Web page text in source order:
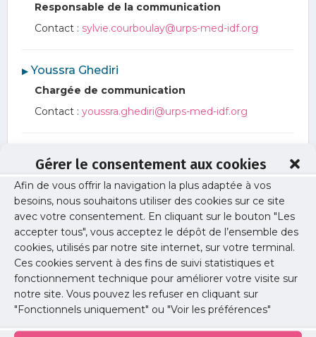
Gérer le consentement aux cookies
Afin de vous offrir la navigation la plus adaptée à vos
besoins, nous souhaitons utiliser des cookies sur ce site
avec votre consentement. En cliquant sur le bouton "Les
accepter tous", vous acceptez le dépôt de l’ensemble des
cookies, utilisés par notre site internet, sur votre terminal.
Ces cookies servent à des fins de suivi statistiques et
fonctionnement technique pour améliorer votre visite sur
notre site. Vous pouvez les refuser en cliquant sur
"Fonctionnels uniquement" ou "Voir les préférences"
Responsable de la communication
Contact : sylvie.courboulay@urps-med-idf.org
▶ ︎ Youssra Ghediri
Chargée de communication
Contact : youssra.ghediri@urps-med-idf.org
Assistante communication
Contact :
adeline.beauvallet@urps-med-idf.org
▶︎ David Bresson
Délégué aux actions territoriales
Contact :david.bresson@urps-med-idf.org
︎ Isabelle Fournel